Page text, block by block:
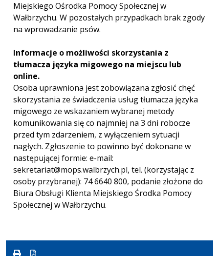
Miejskiego Ośrodka Pomocy Społecznej w
Wałbrzychu. W pozostałych przypadkach brak zgody
na wprowadzanie psów.
Informacje o możliwości skorzystania z
tłumacza języka migowego na miejscu lub
online.
Osoba uprawniona jest zobowiązana zgłosić chęć
skorzystania ze świadczenia usług tłumacza języka
migowego ze wskazaniem wybranej metody
komunikowania się co najmniej na 3 dni robocze
przed tym zdarzeniem, z wyłączeniem sytuacji
nagłych. Zgłoszenie to powinno być dokonane w
następującej formie: e-mail:
sekretariat@mops.walbrzych.pl, tel. (korzystając z
osoby przybranej): 74 6640 800, podanie złożone do
Biura Obsługi Klienta Miejskiego Środka Pomocy
Społecznej w Wałbrzychu.